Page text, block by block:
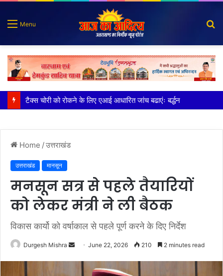
Menu
भाजपा नेता और भाई की गिरफ्तारी की मांग को लेकर विशाल प्रदर्शन
Home /उत्तराखंड
उत्तराखंड मानसून
मनसून सत्र से पहले तैयारियों
को लेकर मंत्री ने ली बैठक
विकास कार्यो को वर्षाकाल से पहले पूर्ण करने के दिए निर्देश
Durgesh Mishra
Send June 22, 2026 210 2 minutes read